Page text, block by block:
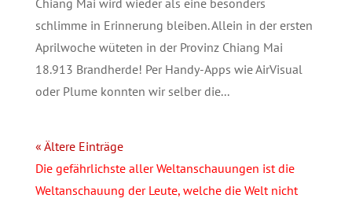
Chiang Mai wird wieder als eine besonders
schlimme in Erinnerung bleiben. Allein in der ersten
Aprilwoche wüteten in der Provinz Chiang Mai
18.913 Brandherde! Per Handy-Apps wie AirVisual
oder Plume konnten wir selber die...
« Ältere Einträge
Die gefährlichste aller Weltanschauungen ist die
Weltanschauung der Leute, welche die Welt nicht